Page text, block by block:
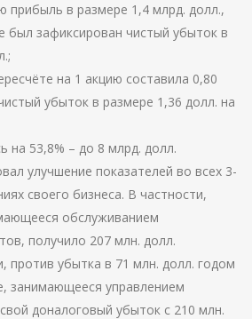
прибыль в размере 1,4 млрд. долл.,
был зафиксирован чистый убыток в
на 1 акцию составила 0,80
убыток в размере 1,36 долл. на
на 53,8% – до 8 млрд. долл.
улучшение показателей во всех 3-
своего бизнеса. В частности,
обслуживанием
получило 207 млн. долл.
против убытка в 71 млн. долл. годом
занимающееся управлением
доналоговый убыток с 210 млн.